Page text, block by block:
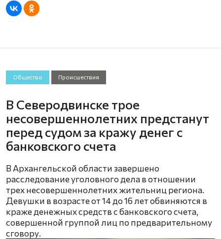
Общество Происшествия
В Северодвинске трое
несовершеннолетних предстанут
перед судом за кражу денег с
банковского счета
В Архангельской области завершено
расследование уголовного дела в отношении
трех несовершеннолетних жительниц региона.
Девушки в возрасте от 14 до 16 лет обвиняются в
краже денежных средств с банковского счета,
совершенной группой лиц по предварительному
сговору.